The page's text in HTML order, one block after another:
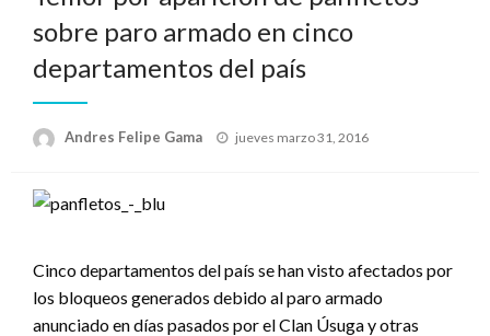
sobre paro armado en cinco
departamentos del país
Andres Felipe Gama
Publicado
jueves marzo 31, 2016
Cinco departamentos del país se han visto afectados por
los bloqueos generados debido al paro armado
anunciado en días pasados por el Clan Úsuga y otras